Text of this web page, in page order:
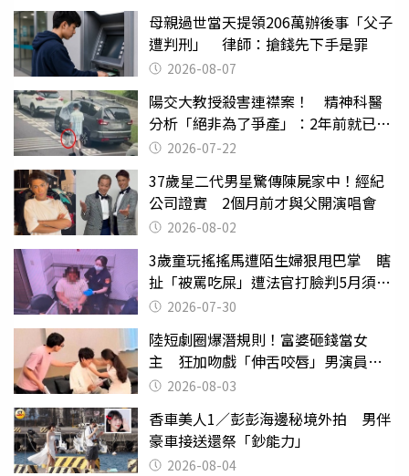
母親過世當天提領206萬辦後事「父子
遭判刑」 律師：搶錢先下手是罪
2026-08-07
陽交大教授殺害連襟案！ 精神科醫
分析「絕非為了爭產」：2年前就已言
行詭異
2026-07-22
37歲星二代男星驚傳陳屍家中！經紀
公司證實 2個月前才與父開演唱會
2026-08-02
3歲童玩搖搖馬遭陌生婦狠甩巴掌 瞎
扯「被罵吃屎」遭法官打臉判5月須入
監 2026-07-30
陸短劇圈爆潛規則！富婆砸錢當女
主 狂加吻戲「伸舌咬唇」男演員崩
潰 2026-08-03
香車美人1／彭彭海邊秘境外拍 男伴
豪車接送還祭「鈔能力」
2026-08-04